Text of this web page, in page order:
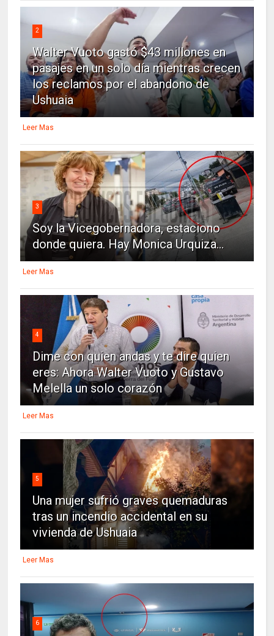
2
Walter Vuoto gastó $43 millones en
pasajes en un solo día mientras crecen
los reclamos por el abandono de
Ushuaia
Leer Mas
3
Soy la Vicegobernadora, estaciono
donde quiera. Hay Monica Urquiza...
Leer Mas
4
Dime con quien andas y te dire quien
eres: Ahora Walter Vuoto y Gustavo
Melella un solo corazón
Leer Mas
5
Una mujer sufrió graves quemaduras
tras un incendio accidental en su
vivienda de Ushuaia
Leer Mas
6